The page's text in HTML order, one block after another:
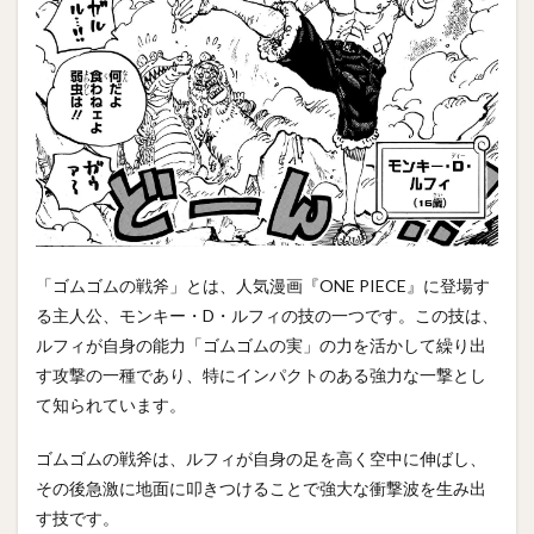
「ゴムゴムの戦斧」とは、人気漫画『ONE PIECE』に登場す
る主人公、モンキー・D・ルフィの技の一つです。この技は、
ルフィが自身の能力「ゴムゴムの実」の力を活かして繰り出
す攻撃の一種であり、特にインパクトのある強力な一撃とし
て知られています。
ゴムゴムの戦斧は、ルフィが自身の足を高く空中に伸ばし、
その後急激に地面に叩きつけることで強大な衝撃波を生み出
す技です。